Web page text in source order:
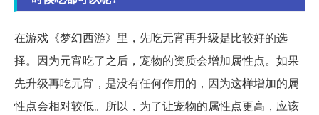
在游戏《梦幻西游》里，先吃元宵再升级是比较好的选
择。因为元宵吃了之后，宠物的资质会增加属性点。如果
先升级再吃元宵，是没有任何作用的，因为这样增加的属
性点会相对较低。所以，为了让宠物的属性点更高，应该